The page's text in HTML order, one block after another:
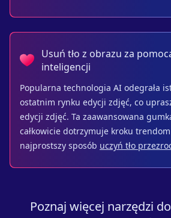
Usuń tło z obrazu za
inteligencji
Popularna technologia AI odegrała
ostatnim rynku edycji zdjęć, co
edycji zdjęć. Ta zaawansowana
całkowicie dotrzymuje kroku
najprostszy sposób uczyń tło
Poznaj więcej narzędzi